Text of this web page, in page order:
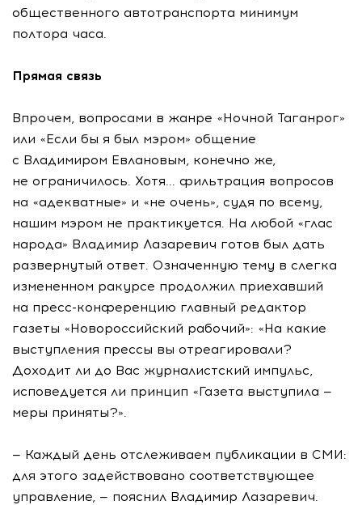
общественного автотранспорта минимум
полтора часа.
Прямая связь
Впрочем, вопросами в жанре «Ночной Таганрог»
или «Если бы я был мэром» общение
с Владимиром Евлановым, конечно же,
не ограничилось. Хотя... фильтрация вопросов
на «адекватные» и «не очень», судя по всему,
нашим мэром не практикуется. На любой «глас
народа» Владимир Лазаревич готов был дать
развернутый ответ. Означенную тему в слегка
измененном ракурсе продолжил приехавший
на пресс-конференцию главный редактор
газеты «Новороссийский рабочий»: «На какие
выступления прессы вы отреагировали?
Доходит ли до Вас журналистский импульс,
исповедуется ли принцип «Газета выступила —
меры приняты?».
— Каждый день отслеживаем публикации в СМИ:
для этого задействовано соответствующее
управление, — пояснил Владимир Лазаревич.